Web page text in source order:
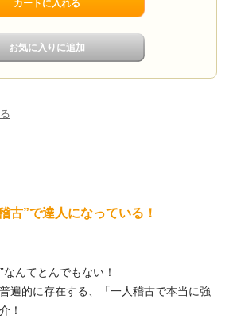
古”で達人になっている！
なんてとんでもない！
遍的に存在する、「一人稽古で本当に強
！